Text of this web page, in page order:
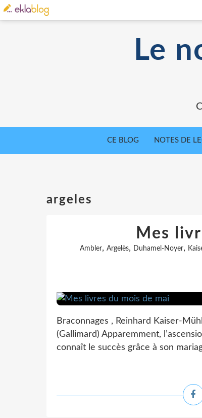
Le
CE BLOG NOTES DE
argeles
Mes
Ambler, Argelès, Duhamel-Noyer,
Braconnages , Reinhard Kaiser-
(Gallimard) Apparemment,
connaît le succès grâce à son